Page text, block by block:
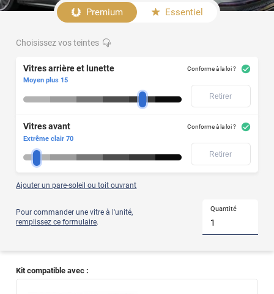
Premium Essentiel
Choisissez vos teintes
Vitres arrière et lunette Conforme à la loi ?
Moyen plus 15
Retirer
Vitres avant Conforme à la loi ?
Extrême clair 70
Retirer
Ajouter un pare-soleil ou toit ouvrant
Pour commander une vitre à l'unité,
remplissez ce formulaire.
Quantité
Kit compatible avec :
le
produit
Votre
de
voiture
figure
notre
liste
?
Alors
optez
le
à
la